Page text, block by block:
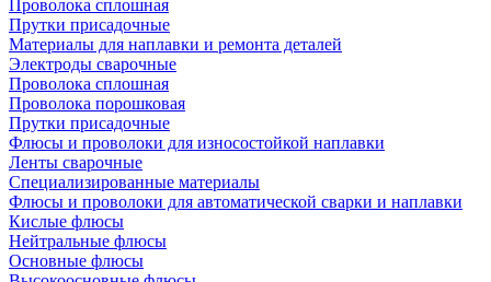
Проволока сплошная
Прутки присадочные
Материалы для наплавки и ремонта деталей
Электроды сварочные
Проволока сплошная
Проволока порошковая
Прутки присадочные
Флюсы и проволоки для износостойкой наплавки
Ленты сварочные
Специализированные материалы
Флюсы и проволоки для автоматической сварки и наплавки
Кислые флюсы
Нейтральные флюсы
Основные флюсы